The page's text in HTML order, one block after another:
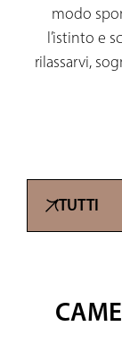
modo
l’istinto e
rilassarvi,
TUTTI